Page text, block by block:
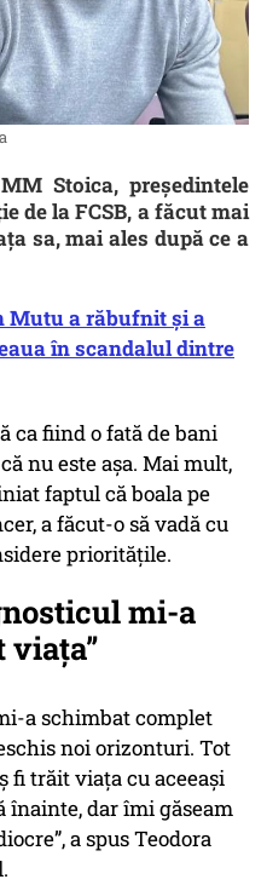
Stoica, președintele
de la FCSB, a făcut mai
sa, mai ales după ce a
Mutu a răbufnit și a
în scandalul dintre
ca fiind o fată de bani
nu este așa. Mai mult,
faptul că boala pe
a făcut-o să vadă cu
prioritățile.
mi-a
viața”
a schimbat complet
noi orizonturi. Tot
fi trăit viața cu aceeași
înainte, dar îmi găseam
a spus Teodora